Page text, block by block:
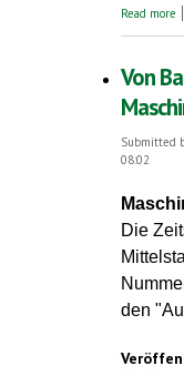
Read more
Von
Submitted
08:02
Die
den